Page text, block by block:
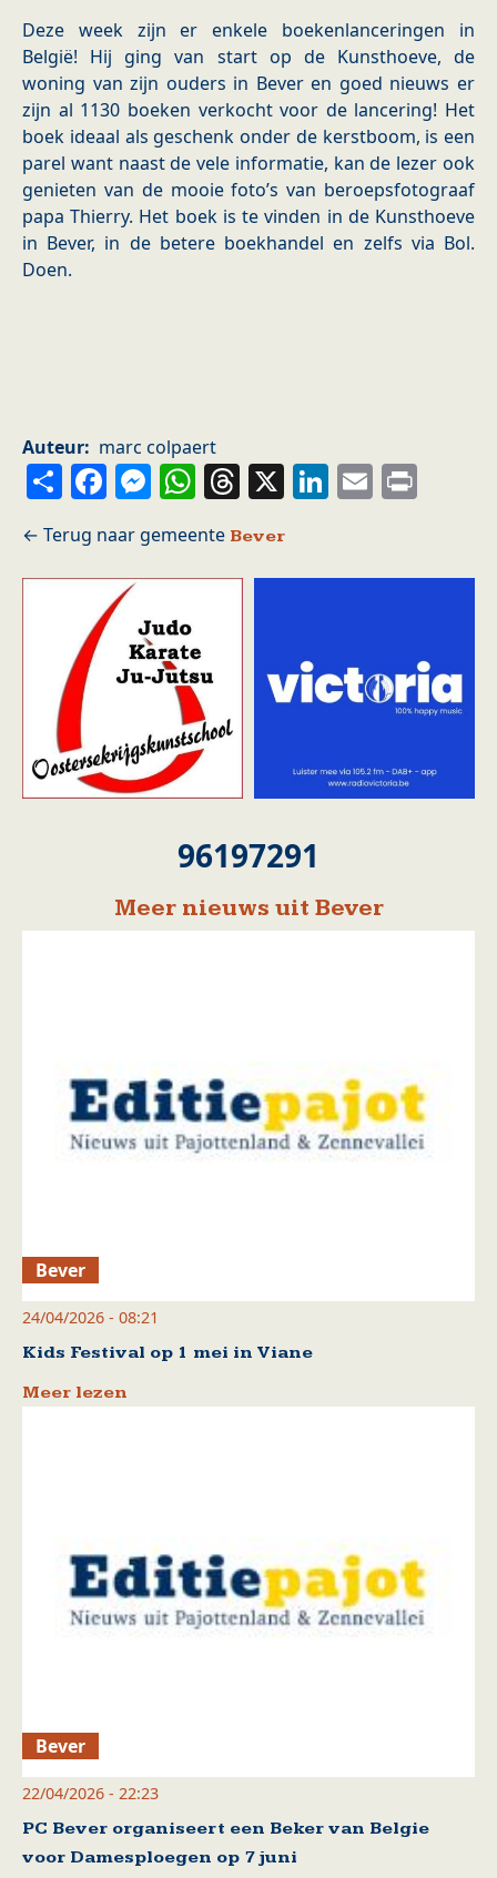
Deze week zijn er enkele boekenlanceringen in
België! Hij ging van start op de Kunsthoeve, de
woning van zijn ouders in Bever en goed nieuws er
zijn al 1130 boeken verkocht voor de lancering! Het
boek ideaal als geschenk onder de kerstboom, is een
parel want naast de vele informatie, kan de lezer ook
genieten van de mooie foto’s van beroepsfotograaf
papa Thierry. Het boek is te vinden in de Kunsthoeve
in Bever, in de betere boekhandel en zelfs via Bol.
Doen.
Auteur marc colpaert
ShareFacebook
Messenger
WhatsApp
Threads
X LinkedIn
Email
Bever
96197291
Meer nieuws uit Bever
Bever
24/04/2026 - 08:21
Kids Festival op 1 mei in Viane
Meer lezen
Bever
22/04/2026 - 22:23
PC Bever organiseert een Beker van Belgie
voor Damesploegen op 7 juni